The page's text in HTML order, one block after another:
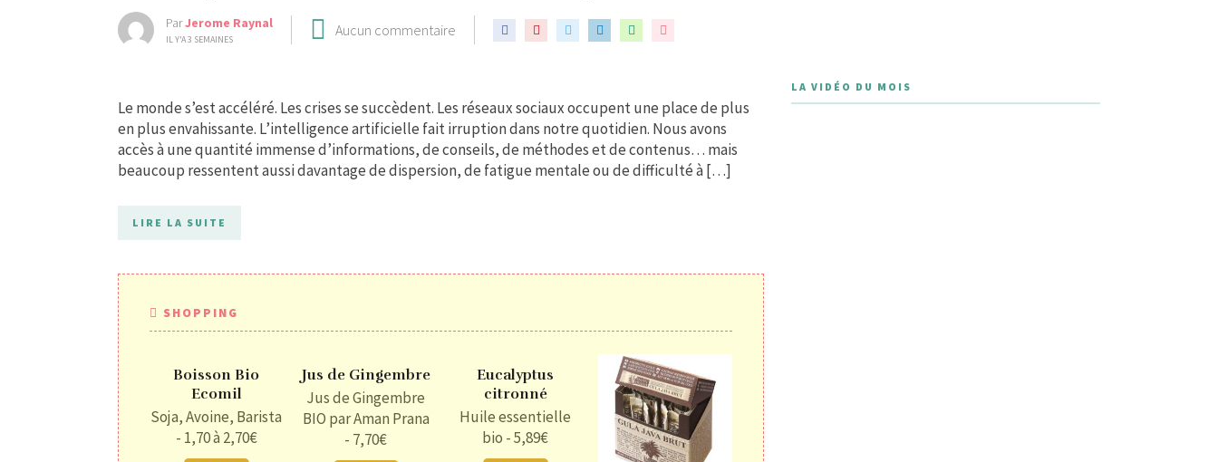
ParJerome Raynal
IL Y'A 3 SEMAINES
Aucun commentaire
Le monde s’est accéléré. Les crises se succèdent. Les réseaux sociaux occupent une place de plus
en plus envahissante. L’intelligence artificielle fait irruption dans notre quotidien. Nous avons
accès à une quantité immense d’informations, de conseils, de méthodes et de contenus… mais
beaucoup ressentent aussi davantage de dispersion, de fatigue mentale ou de difficulté à […]
LIRE LA SUITE
SHOPPING
Boisson Bio
Ecomil
Soja, Avoine, Barista
- 1,70 à 2,70€
Jus de Gingembre
Jus de Gingembre
BIO par Aman Prana
- 7,70€
Eucalyptus
citronné
Huile essentielle
bio - 5,89€
LA VIDÉO DU MOIS